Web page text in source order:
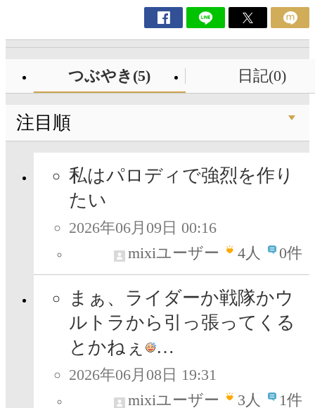
つぶやき(5) 日記(0)
注目順
私はパロディで強烈を作り
たい
2026年06月09日 00:16
mixiユーザー
4人 0件
まぁ、ライダーか戦隊かウ
ルトラから引っ張ってくる
とかねぇ
…
2026年06月08日 19:31
mixiユーザー
3人 1件